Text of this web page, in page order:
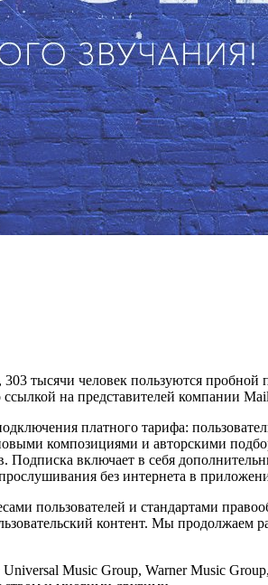
тысячи человек пользуются
ссылкой на представителей компании
платного тарифа:
композициями и авторскими
включает в себя
без интернета в
пользователей и стандартами
контент. Мы продолжаем
Music Group, Warner Music